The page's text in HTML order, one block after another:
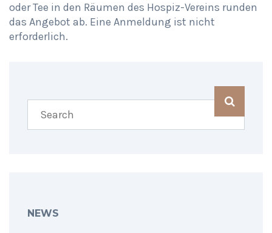
oder Tee in den Räumen des Hospiz-Vereins runden
das Angebot ab. Eine Anmeldung ist nicht
erforderlich.
NEWS